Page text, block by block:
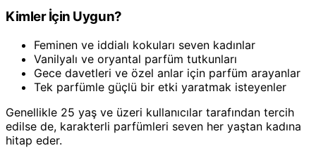
Kimler İçin Uygun?
Feminen ve iddialı kokuları seven kadınlar
Vanilyalı ve oryantal parfüm tutkunları
Gece davetleri ve özel anlar için parfüm arayanlar
Tek parfümle güçlü bir etki yaratmak isteyenler
Genellikle 25 yaş ve üzeri kullanıcılar tarafından tercih
edilse de, karakterli parfümleri seven her yaştan kadına
hitap eder.